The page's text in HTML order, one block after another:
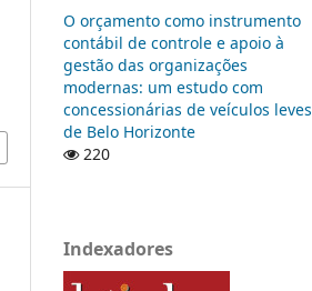
O orçamento como instrumento
contábil de controle e apoio à
gestão das organizações
modernas: um estudo com
concessionárias de veículos leves
de Belo Horizonte
220
Indexadores